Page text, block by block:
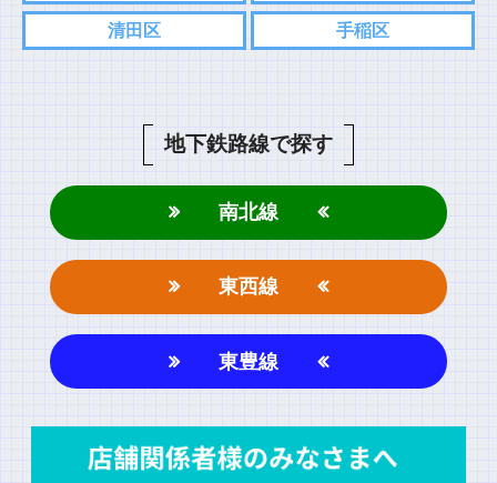
清田区 手稲区
地下鉄路線で探す
南北線
東西線
東豊線